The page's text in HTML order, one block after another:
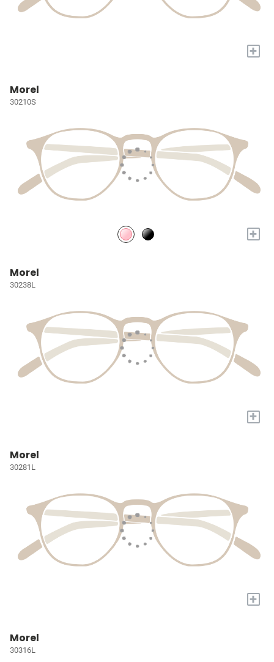
+
Morel
30210S
+
Morel
30238L
+
Morel
30281L
+
Morel
30316L